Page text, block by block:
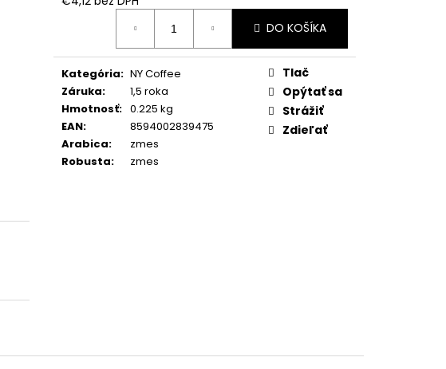
Jednotková
DO KOŠÍKA
Kategória: NY Coffee
Záruka:
1,5 roka
Hmotnosť: 0.225 kg
EAN:
8594002839475
Arabica:
zmes
Robusta: zmes
Tlač
Opýtať sa
Strážiť
Zdieľať
KAFFA COFFEE SUPER CREMA PREMIUM
€19